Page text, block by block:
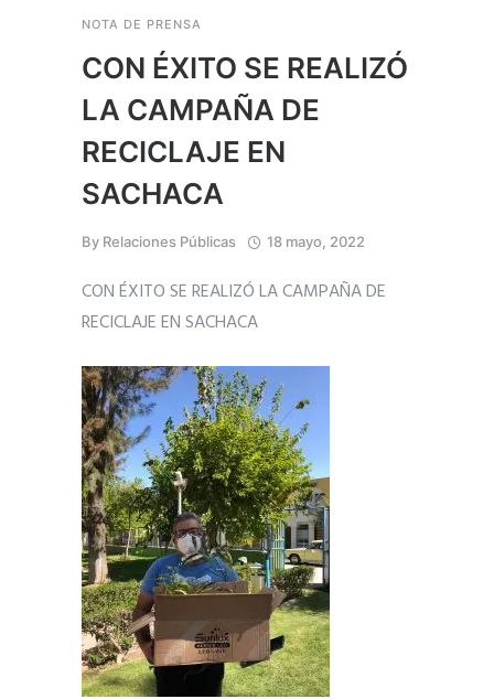
NOTA DE PRENSA
CON ÉXITO SE REALIZÓ
LA CAMPAÑA DE
RECICLAJE EN
SACHACA
By Relaciones Públicas 18 mayo, 2022
CON ÉXITO SE REALIZÓ LA CAMPAÑA DE
RECICLAJE EN SACHACA